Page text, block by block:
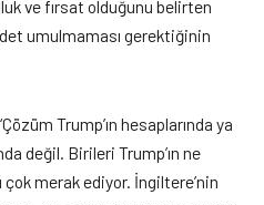
ve fırsat olduğunu belirten
umulmaması gerektiğinin
Trump’ın hesaplarında ya
değil. Birileri Trump’ın ne
çok merak ediyor. İngiltere’nin